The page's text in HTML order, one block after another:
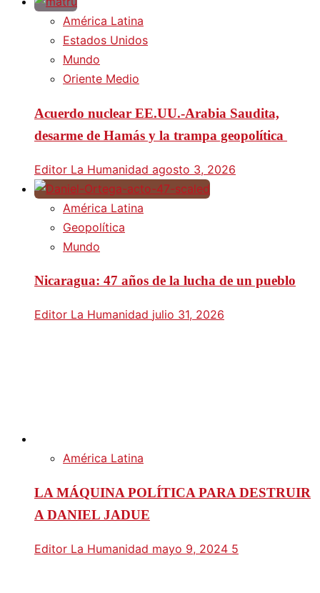
América Latina
Estados Unidos
Mundo
Oriente Medio
Acuerdo nuclear EE.UU.-Arabia Saudita,
desarme de Hamás y la trampa geopolítica
Editor La Humanidad agosto 3, 2026
América Latina
Geopolítica
Mundo
Nicaragua: 47 años de la lucha de un pueblo
Editor La Humanidad julio 31, 2026
América Latina
LA MÁQUINA POLÍTICA PARA DESTRUIR
A DANIEL JADUE
Editor La Humanidad mayo 9, 2024 5